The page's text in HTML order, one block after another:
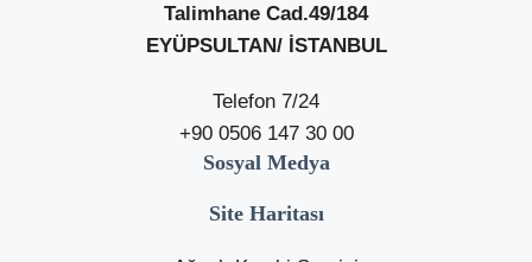
Talimhane Cad.49/184
EYÜPSULTAN/ İSTANBUL
Telefon 7/24
+90 0506 147 30 00
Sosyal Medya
Site Haritası